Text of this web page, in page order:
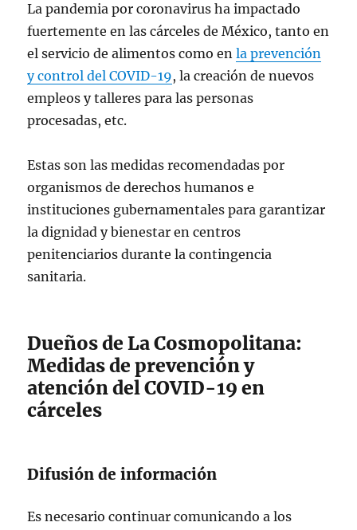
La pandemia por coronavirus ha impactado
fuertemente en las cárceles de México, tanto en
el servicio de alimentos como enla prevención
y control del COVID-19, la creación de nuevos
empleos y talleres para las personas
procesadas, etc.
Estas son las medidas recomendadas por
organismos de derechos humanos e
instituciones gubernamentales para garantizar
la dignidad y bienestar en centros
penitenciarios durante la contingencia
sanitaria.
Dueños de La Cosmopolitana:
Medidas de prevención y
atención del COVID-19 en
cárceles
Difusión de información
Es necesario continuar comunicando a los